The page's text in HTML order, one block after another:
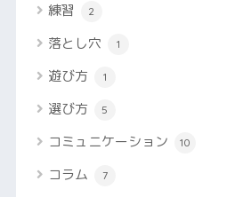
練習 2
落とし穴 1
遊び方 1
選び方 5
コミュニケーション 10
コラム 7